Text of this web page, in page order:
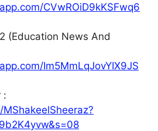
CVwROiD9kKSFwq6
(Education News And
Im5MmLqJovYIX9JS
: